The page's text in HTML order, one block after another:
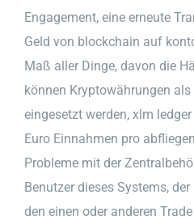
Engagement, eine erneute
Geld von blockchain auf
Maß aller Dinge, davon die
können Kryptowährungen
eingesetzt werden, xlm
Euro Einnahmen pro
Probleme mit der
Benutzer dieses Systems,
den einen oder anderen